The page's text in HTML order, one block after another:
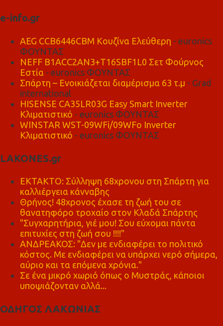
e-info.gr
AEG CCB6446CBM Κουζίνα Ελεύθερη - euronics
ΦΟΥΝΤΑΣ
NEFF B1ACC2AN3+T16SBF1L0 Σετ Φούρνος
Εστία - euronics ΦΟΥΝΤΑΣ
Σπάρτη – Ενοικιάζεται διαμέρισμα 63 τ.μ - Grad
international
HISENSE CA35LR03G Easy Smart Inverter
Κλιματιστικό - euronics ΦΟΥΝΤΑΣ
WINSTAR WST-09WFi/09WFo Inverter
Κλιματιστικό - euronics ΦΟΥΝΤΑΣ
LAKONES.gr
ΕΚΤΑΚΤΟ: Σύλληψη 68χρονου στη Σπάρτη για
καλλιέργεια κάνναβης
Θρήνος! 48χρονος έχασε τη ζωή του σε
θανατηφόρο τροχαίο στον Κλαδά Σπάρτης
"Συγχαρητήρια, γιέ μου! Σου εύχομαι πάντα
επιτυχίες στη ζωή σου !!!!"
ΑΝΔΡΕΑΚΟΣ: "Δεν με ενδιαφέρει το πολιτικό
κόστος. Με ενδιαφέρει να υπάρχει νερό σήμερα,
αύριο και τα επόμενα χρόνια."
Σε ένα μικρό χωριό όπως ο Μυστράς, κάποιοι
υποψιάζονταν αλλά...
ΟΔΗΓΟΣ ΛΑΚΩΝΙΑΣ